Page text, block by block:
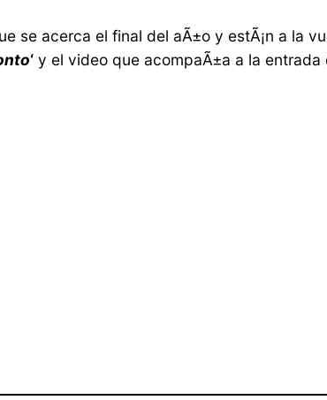
se acerca el final del aÃ±o y estÃ¡n a la
‘ y el video que acompaÃ±a a la